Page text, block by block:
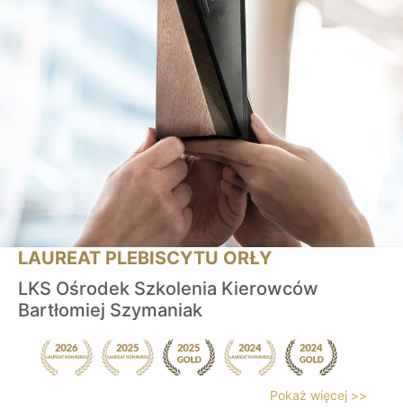
LAUREAT PLEBISCYTU ORŁY
LKS Ośrodek Szkolenia Kierowców
Bartłomiej Szymaniak
Pokaż więcej >>